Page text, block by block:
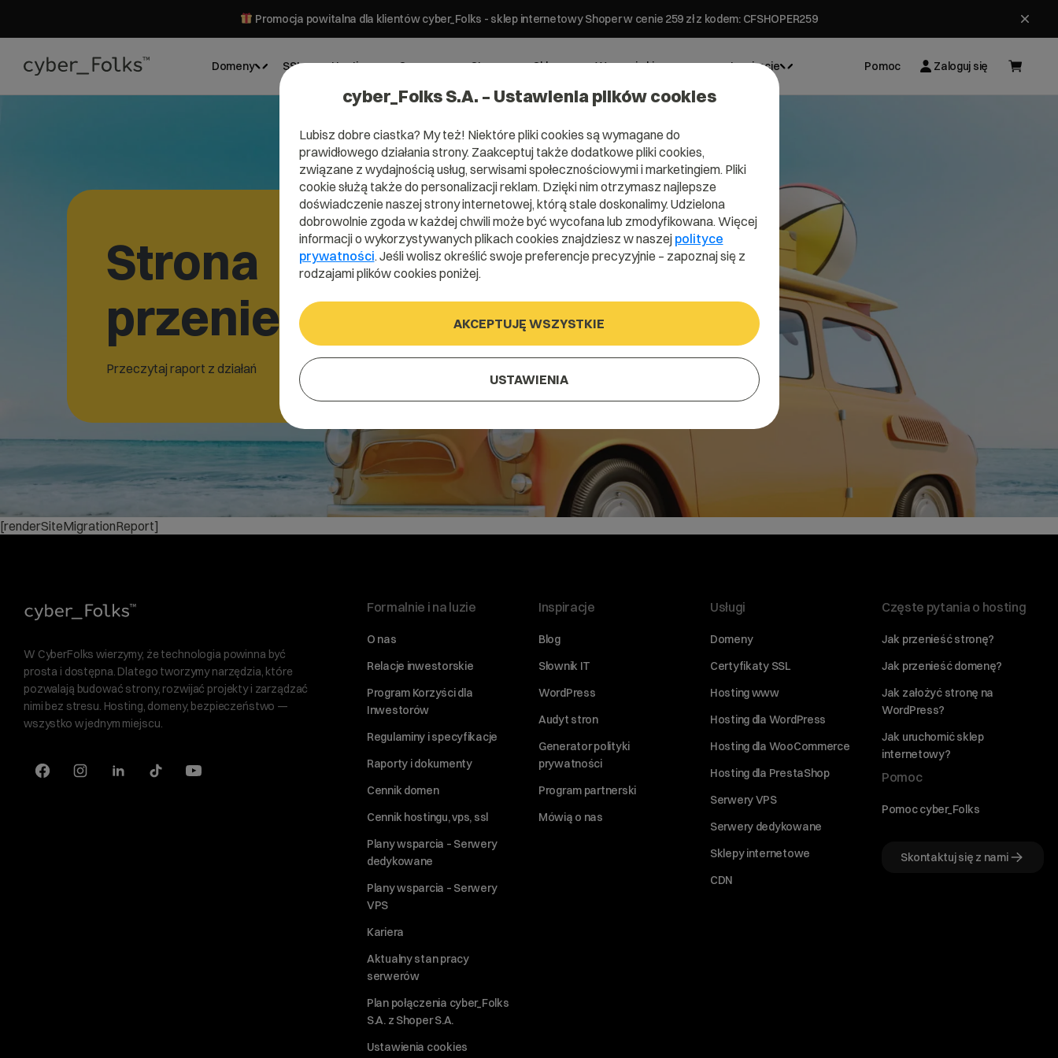
Promocja powitalna dla klientów cyber_Folks - sklep internetowy Shoper w cenie 259 zł z kodem: CFSHOPER259
Domeny SSL Hosting Serwery Strony Sklepy Wsparcie biznesowe Inspiracje Pomoc Zaloguj się
Strona
przeniesiona
Przeczytaj raport z działań
[renderSiteMigrationReport]
W CyberFolks wierzymy, że technologia powinna być
prosta i dostępna. Dlatego tworzymy narzędzia, które
pozwalają budować strony, rozwijać projekty i zarządzać
nimi bez stresu. Hosting, domeny, bezpieczeństwo —
wszystko w jednym miejscu.
Formalnie i na luzie
O nas
Relacje inwestorskie
Program Korzyści dla
Inwestorów
Regulaminy i specyfikacje
Raporty i dokumenty
Cennik domen
Cennik hostingu, vps, ssl
Plany wsparcia – Serwery
dedykowane
Plany wsparcia – Serwery
VPS
Kariera
Aktualny stan pracy
serwerów
Plan połączenia cyber_Folks
S.A. z Shoper S.A.
Ustawienia cookies
Inspiracje
Blog
Słownik IT
WordPress
Audyt stron
Generator polityki
prywatności
Program partnerski
Mówią o nas
Usługi
Domeny
Certyfikaty SSL
Hosting www
Hosting dla WordPress
Hosting dla WooCommerce
Hosting dla PrestaShop
Serwery VPS
Serwery dedykowane
Sklepy internetowe
CDN
Częste pytania o hosting
Jak przenieść stronę?
Jak przenieść domenę?
Jak założyć stronę na
WordPress?
Jak uruchomić sklep
internetowy?
Pomoc
Pomoc cyber_Folks
Skontaktuj się z nami
cyber_Folks S.A. – Ustawienia plików cookies
Lubisz dobre ciastka? My też! Niektóre pliki cookies są wymagane do
prawidłowego działania strony. Zaakceptuj także dodatkowe pliki cookies,
związane z wydajnością usług, serwisami społecznościowymi i marketingiem. Pliki
cookie służą także do personalizacji reklam. Dzięki nim otrzymasz najlepsze
doświadczenie naszej strony internetowej, którą stale doskonalimy. Udzielona
dobrowolnie zgoda w każdej chwili może być wycofana lub zmodyfikowana. Więcej
informacji o wykorzystywanych plikach cookies znajdziesz w naszej polityce
prywatności. Jeśli wolisz określić swoje preferencje precyzyjnie – zapoznaj się z
rodzajami plików cookies poniżej.
AKCEPTUJĘ WSZYSTKIE
USTAWIENIA